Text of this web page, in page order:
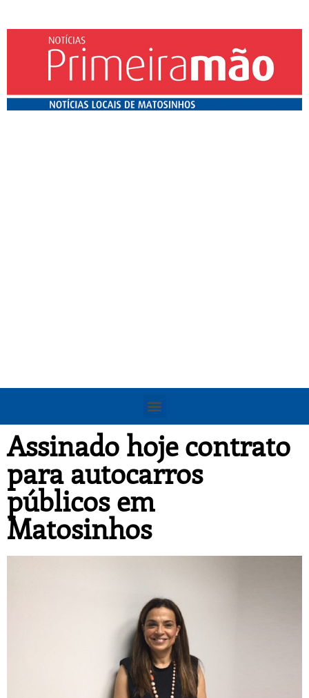
Assinado hoje contrato
para autocarros
públicos em
Matosinhos